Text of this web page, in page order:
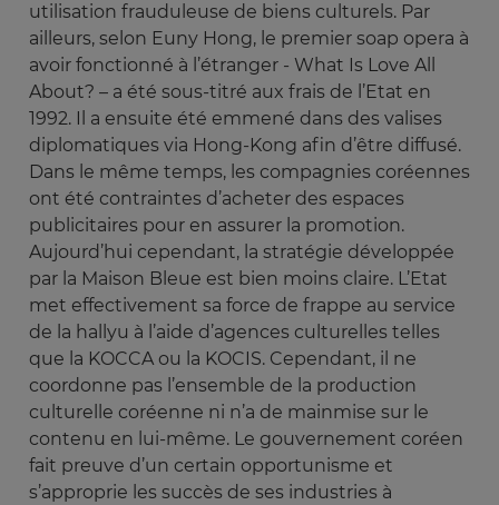
utilisation frauduleuse de biens culturels. Par
ailleurs, selon Euny Hong, le premier soap opera à
avoir fonctionné à l’étranger - What Is Love All
About? – a été sous-titré aux frais de l’Etat en
1992. Il a ensuite été emmené dans des valises
diplomatiques via Hong-Kong afin d’être diffusé.
Dans le même temps, les compagnies coréennes
ont été contraintes d’acheter des espaces
publicitaires pour en assurer la promotion.
Aujourd’hui cependant, la stratégie développée
par la Maison Bleue est bien moins claire. L’Etat
met effectivement sa force de frappe au service
de la hallyu à l’aide d’agences culturelles telles
que la KOCCA ou la KOCIS. Cependant, il ne
coordonne pas l’ensemble de la production
culturelle coréenne ni n’a de mainmise sur le
contenu en lui-même. Le gouvernement coréen
fait preuve d’un certain opportunisme et
s’approprie les succès de ses industries à